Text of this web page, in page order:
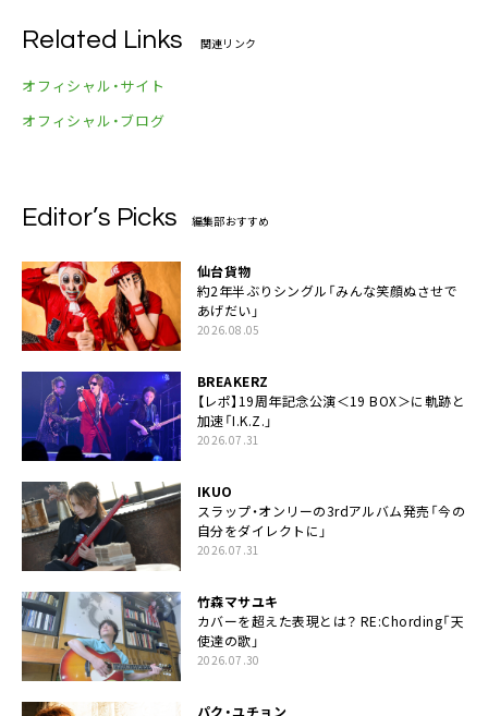
Related Links 関連リンク
オフィシャル・サイト
オフィシャル・ブログ
Editor’s Picks 編集部おすすめ
仙台貨物
約2年半ぶりシングル「みんな笑顔ぬさせで
あげだい」
2026.08.05
BREAKERZ
【レポ】19周年記念公演＜19 BOX＞に軌跡と
加速「I.K.Z.」
2026.07.31
IKUO
スラップ・オンリーの3rdアルバム発売「今の
自分をダイレクトに」
2026.07.31
竹森マサユキ
カバーを超えた表現とは？ RE:Chording「天
使達の歌」
2026.07.30
パク・ユチョン